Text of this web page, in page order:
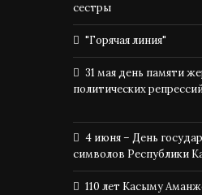
сестры
"Горячая линия"
31 мая день памяти
политических
4 июня – День
символов Республики
110 лет Касыму